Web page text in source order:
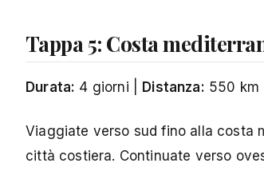
Tappa 5: Costa
Durata: 4 giorni | Distanza: 550 km |
Viaggiate verso sud fino alla costa
città costiera. Continuate verso